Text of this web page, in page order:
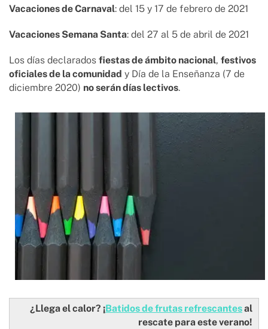
Vacaciones de Carnaval: del 15 y 17 de febrero de 2021
Vacaciones Semana Santa: del 27 al 5 de abril de 2021
Los días declarados fiestas de ámbito nacional, festivos
oficiales de la comunidad y Día de la Enseñanza (7 de
diciembre 2020) no serán días lectivos.
¿Llega el calor? ¡Batidos de frutas refrescantesal
rescate para este verano!